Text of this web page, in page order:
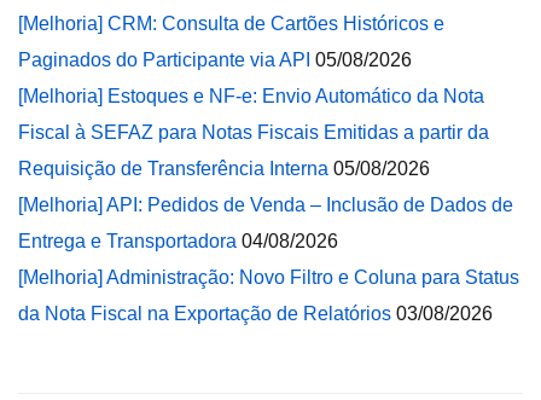
[Melhoria] CRM: Consulta de Cartões Históricos e
Paginados do Participante via API 05/08/2026
[Melhoria] Estoques e NF-e: Envio Automático da Nota
Fiscal à SEFAZ para Notas Fiscais Emitidas a partir da
Requisição de Transferência Interna 05/08/2026
[Melhoria] API: Pedidos de Venda – Inclusão de Dados de
Entrega e Transportadora 04/08/2026
[Melhoria] Administração: Novo Filtro e Coluna para Status
da Nota Fiscal na Exportação de Relatórios 03/08/2026